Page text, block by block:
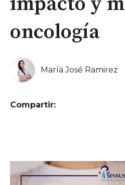
oncología
María José Ramirez
Compartir: